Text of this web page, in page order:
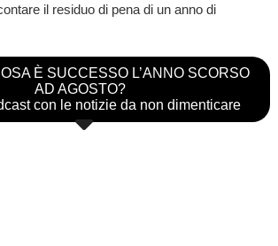
il residuo di pena di un anno di
È SUCCESSO L’ANNO SCORSO
AD AGOSTO?
con le notizie da non dimenticare